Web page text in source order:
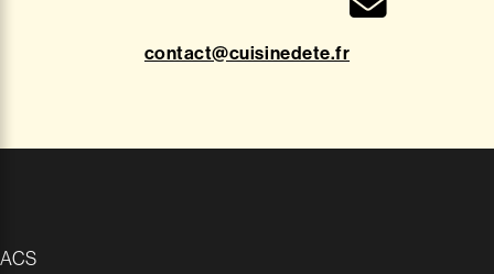
contact@cuisinedete.fr
ACS